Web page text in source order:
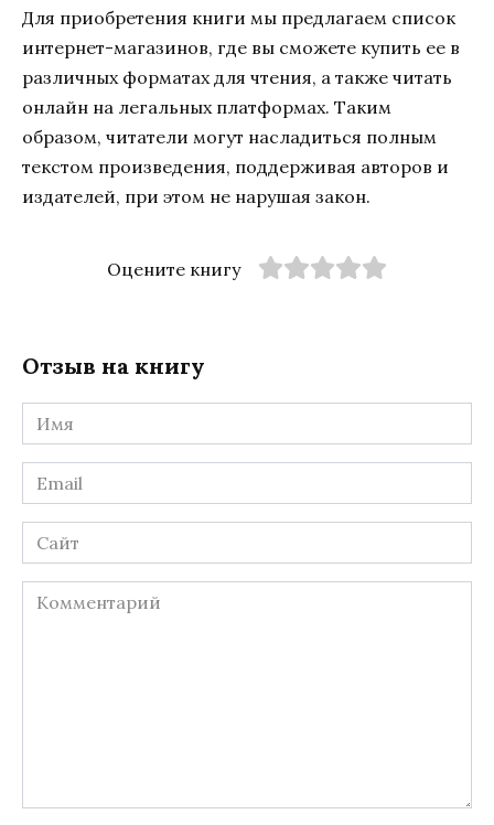
Для приобретения книги мы предлагаем список
интернет-магазинов, где вы сможете купить ее в
различных форматах для чтения, а также читать
онлайн на легальных платформах. Таким
образом, читатели могут насладиться полным
текстом произведения, поддерживая авторов и
издателей, при этом не нарушая закон.
Оцените книгу
Отзыв на книгу
Имя
*
Email
*
Сайт
Комментарий